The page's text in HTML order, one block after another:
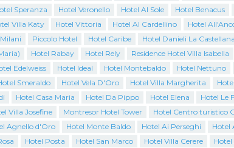
Speranza Hotel Veronello Hotel Al Sole Hotel Benacus
Villa Katy Hotel Vittoria Hotel Al Cardellino Hotel
Piccolo Hotel Hotel Caribe Hotel Danieli La Castellana
Hotel Rabay Hotel Rely Residence Hotel Villa Isabella
Edelweiss Hotel Ideal Hotel Montebaldo Hotel Nettuno
Smeraldo Hotel Vela D'Oro Hotel Villa Margherita
Hotel Casa Maria Hotel Da Pippo Hotel Elena Hotel Le
Villa Josefine Montresor Hotel Tower Hotel Centro turistico
Agnello d'Oro Hotel Monte Baldo Hotel Ai Perseghi Hotel
Hotel Posta Hotel San Marco Hotel Villa Cerere